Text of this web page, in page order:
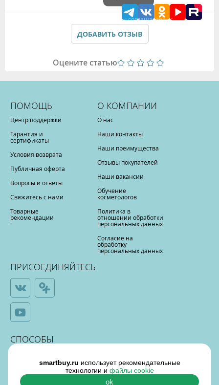
Подтверждая данные формы Вы соглашаетесь с
Политикой обработки персональных данных
ДОБАВИТЬ ОТЗЫВ
Оцените статью
ПОМОЩЬ
Центр поддержки
Гарантия и
сертификаты
Условия возврата
Публичная оферта
Вопросы и ответы
Свяжитесь с нами
Товарные
рекомендации
О КОМПАНИИ
О нас
Наши контакты
Наши преимущества
Отзывы покупателей
Наши вакансии
Обучение
косметологов
Политика в
отношении обработки
персональных данных
Согласие на
обработку
персональных данных
ПРИСОЕДИНЯЙТЕСЬ
СПОСОБЫ
ОПЛАТЫ
smartbuy.ru использует рекомендательные
технологии и файлы cookie
ok